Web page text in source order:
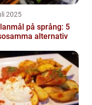
2025
på språng: 5
alternativ